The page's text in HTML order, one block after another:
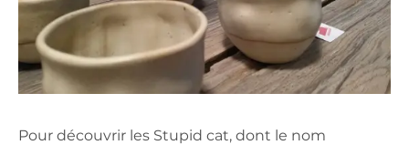
Pour découvrir les Stupid cat, dont le nom